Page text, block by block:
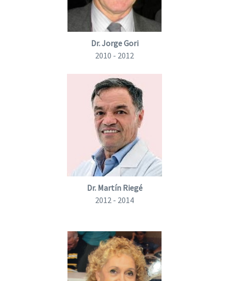
Dr. Jorge Gori
2010 - 2012
Dr. Martín Riegé
2012 - 2014